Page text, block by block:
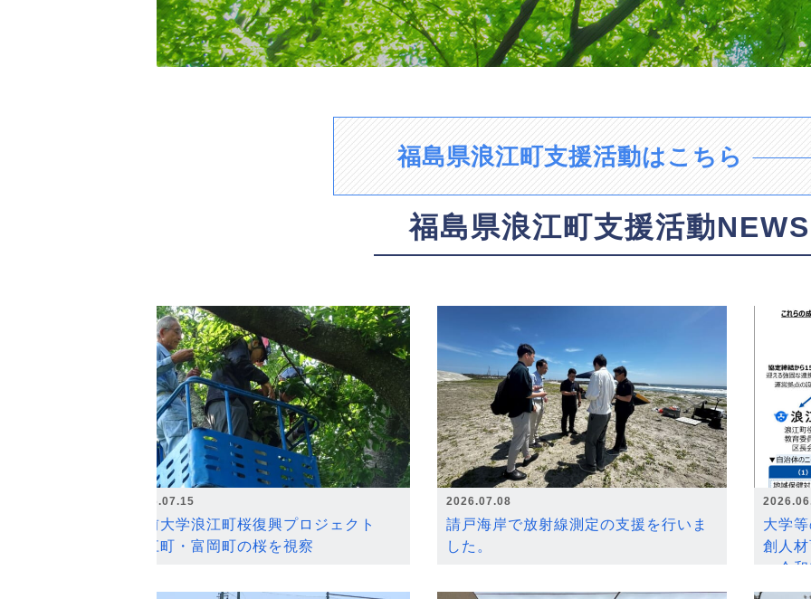
福島県浪江町支援活動はこちら
福島県浪江町支援活動NEWS
2026.07.15
弘前大学浪江町桜復興プロジェクト
浪江町・富岡町の桜を視察
2026.07.08
請戸海岸で放射線測定の支援を行いま
した。
大学
創人
～令